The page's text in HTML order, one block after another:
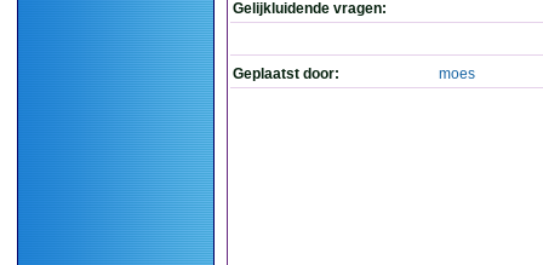
Gelijkluidende vragen:
Geplaatst door: moes